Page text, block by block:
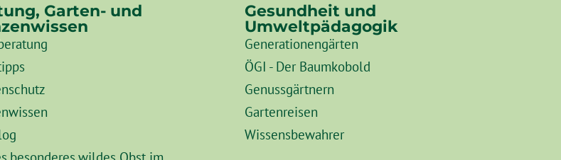
Garten- und Gesundheit und
Umweltpädagogik
Generationengärten
ÖGI - Der Baumkobold
Genussgärtnern
Gartenreisen
Wissensbewahrer